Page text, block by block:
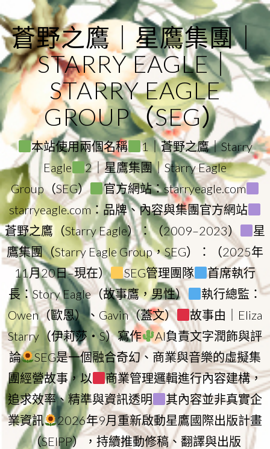
to
content
蒼野之鷹｜星鷹集團｜
STARRY EAGLE｜
STARRY EAGLE
GROUP（SEG）
本站使用兩個名稱
1｜蒼野之鷹｜Starry
Eagle
2｜星鷹集團｜Starry Eagle
Group（SEG）
官方網站：starryeagle.com
starryeagle.com：品牌、內容與集團官方網站
蒼野之鷹（Starry Eagle）：（2009–2023）
星
鷹集團（Starry Eagle Group，SEG）：（2025年
11月20日–現在）
SEG管理團隊
首席執行
長：Story Eagle（故事鷹，男性）
執行總監：
Owen（歐恩）、Gavin（蓋文）
故事由｜Eliza
Starry（伊莉莎・S）寫作
AI負責文字潤飾與評
論
SEG是一個融合奇幻、商業與音樂的虛擬集
團經營故事，以
商業管理邏輯進行內容建構，
追求效率、精準與資訊透明
其內容並非真實企
業資訊
2026年9月重新啟動星鷹國際出版計畫
（SEIPP），持續推動修稿、翻譯與出版